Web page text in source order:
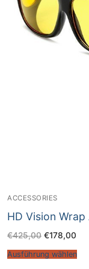
ACCESSORIES
HD Vision
€425,00 €178,00
Ausführung wählen